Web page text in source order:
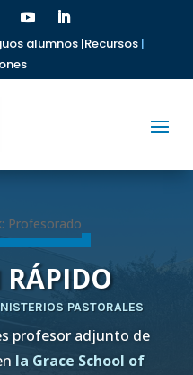
alumnos |Recursos |
RÁPIDO
PASTORALES
profesor adjunto de
la Grace School of